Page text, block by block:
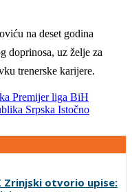
na deset godina
doprinosa, uz želje za
trenerske karijere.
Premijer liga BiH
Srpska Istočno